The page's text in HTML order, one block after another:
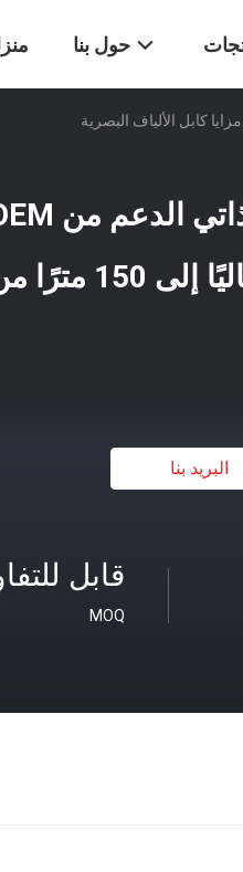
حول بنا
غزل الأراميد
البريد بنا
قابل
MOQ